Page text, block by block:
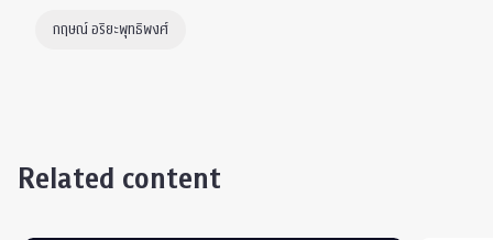
กฤษณ์ อริยะพุทธิพงศ์
Related content